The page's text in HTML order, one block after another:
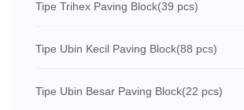
Tipe Trihex Paving Block(39 pcs)
Tipe Ubin Kecil Paving Block(88 pcs)
Tipe Ubin Besar Paving Block(22 pcs)